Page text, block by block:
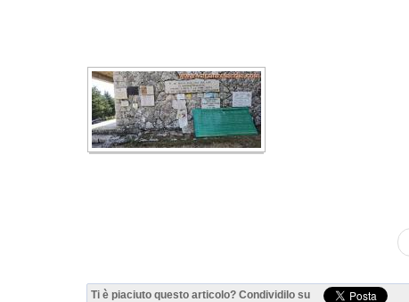
Ti è piaciuto questo articolo? Condividilo su